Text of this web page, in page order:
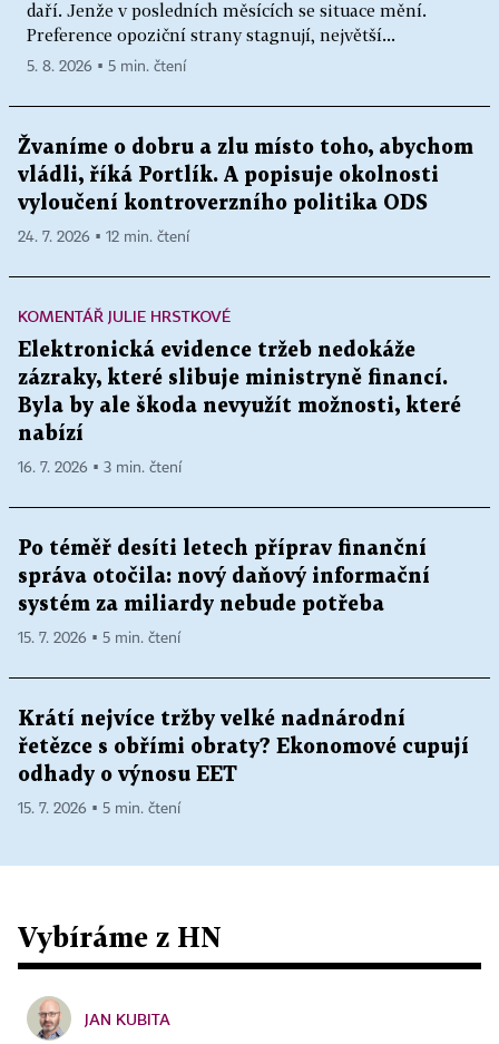
daří. Jenže v posledních měsících se situace mění.
Preference opoziční strany stagnují, největší...
5. 8. 2026 ▪ 5 min. čtení
Žvaníme o dobru a zlu místo toho, abychom
vládli, říká Portlík. A popisuje okolnosti
vyloučení kontroverzního politika ODS
24. 7. 2026 ▪ 12 min. čtení
KOMENTÁŘ JULIE HRSTKOVÉ
Elektronická evidence tržeb nedokáže
zázraky, které slibuje ministryně financí.
Byla by ale škoda nevyužít možnosti, které
nabízí
16. 7. 2026 ▪ 3 min. čtení
Po téměř desíti letech příprav finanční
správa otočila: nový daňový informační
systém za miliardy nebude potřeba
15. 7. 2026 ▪ 5 min. čtení
Krátí nejvíce tržby velké nadnárodní
řetězce s obřími obraty? Ekonomové cupují
odhady o výnosu EET
15. 7. 2026 ▪ 5 min. čtení
Vybíráme z HN
JAN KUBITA